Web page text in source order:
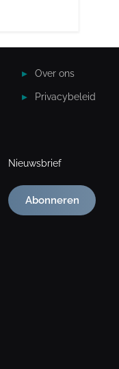
Over ons
Privacybeleid
Nieuwsbrief
Abonneren